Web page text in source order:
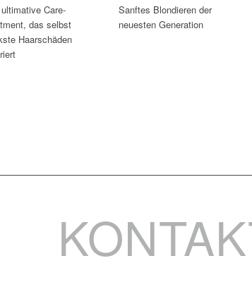
Care-
das selbst
Haarschäden
Sanftes Blondieren der
neuesten Generation